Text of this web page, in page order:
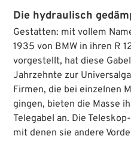
Die hydraulisch
Gestatten: mit vollem
1935 von BMW in ihren R
vorgestellt, hat diese
Jahrzehnte zur
Firmen, die bei einzelnen
gingen, bieten die Masse
Telegabel an. Die
mit denen sie andere